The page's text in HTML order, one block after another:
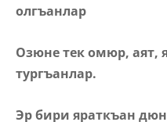
олгъанлар
Озюне тек омюр,
тургъанлар.
Эр бири яраткъан